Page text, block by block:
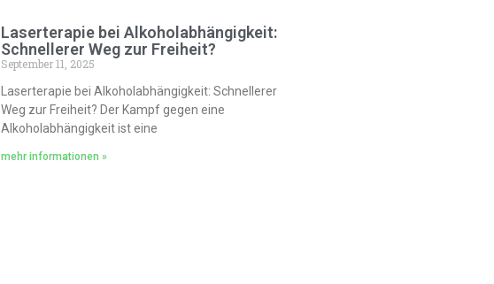
Laserterapie bei Alkoholabhängigkeit:
Schnellerer Weg zur Freiheit?
September 11, 2025
Laserterapie bei Alkoholabhängigkeit: Schnellerer
Weg zur Freiheit? Der Kampf gegen eine
Alkoholabhängigkeit ist eine
mehr informationen »